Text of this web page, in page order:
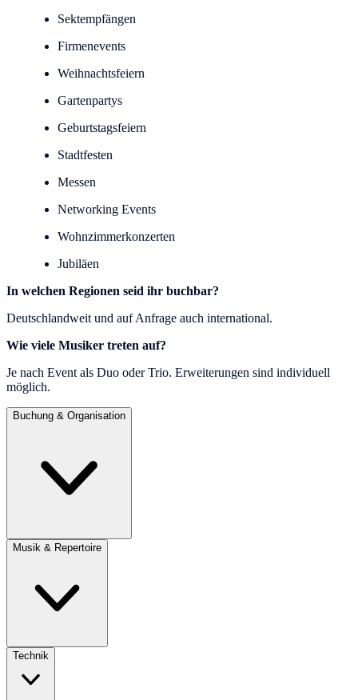
Sektempfängen
Firmenevents
Weihnachtsfeiern
Gartenpartys
Geburtstagsfeiern
Stadtfesten
Messen
Networking Events
Wohnzimmerkonzerten
Jubiläen
In welchen Regionen seid ihr buchbar?
Deutschlandweit und auf Anfrage auch international.
Wie viele Musiker treten auf?
Je nach Event als Duo oder Trio. Erweiterungen sind individuell
möglich.
Buchung & Organisation
Musik & Repertoire
Technik